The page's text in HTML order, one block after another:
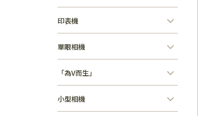
印表機
單眼相機
「為V而生」
小型相機